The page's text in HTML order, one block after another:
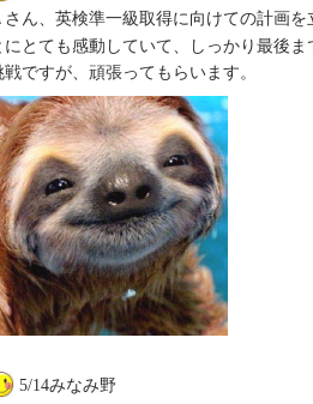
さん、英検準一級取得に向けての計画
にとても感動していて、しっかり最後
戦ですが、頑張ってもらいます。
5/14みなみ野